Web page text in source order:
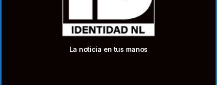
La noticia en tus manos